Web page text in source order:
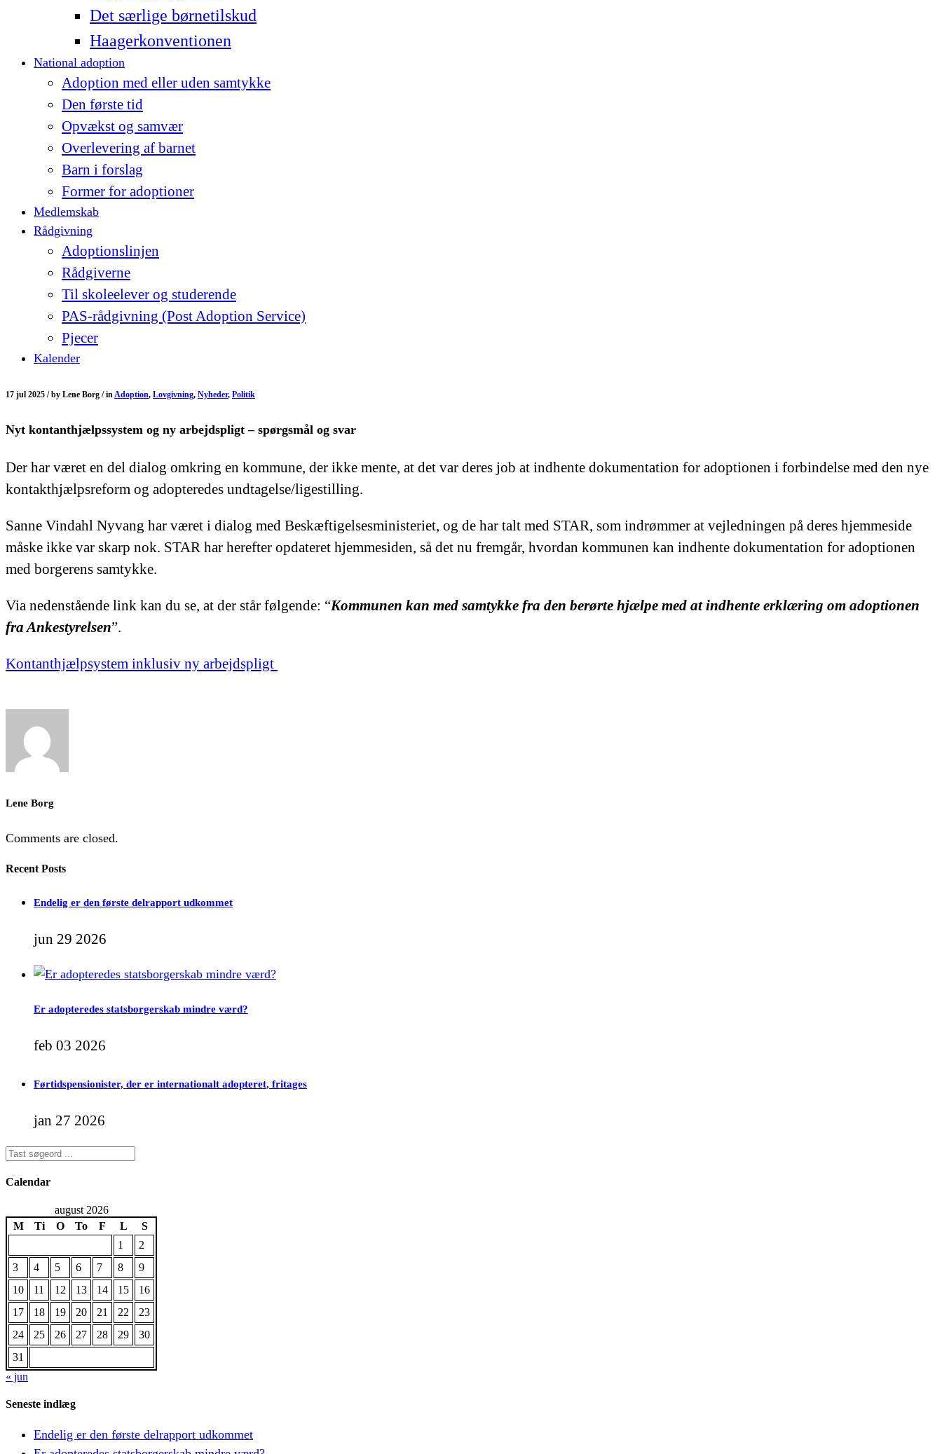
Det særlige børnetilskud
Haagerkonventionen
National adoption
Adoption med eller uden samtykke
Den første tid
Opvækst og samvær
Overlevering af barnet
Barn i forslag
Former for adoptioner
Medlemskab
Rådgivning
Adoptionslinjen
Rådgiverne
Til skoleelever og studerende
PAS-rådgivning (Post Adoption Service)
Pjecer
Kalender
17 jul 2025 /by Lene Borg /in Adoption, Lovgivning, Nyheder, Politik
Nyt kontanthjælpssystem og ny arbejdspligt – spørgsmål og svar
Der har været en del dialog omkring en kommune, der ikke mente, at det var deres job at indhente dokumentation for adoptionen i forbindelse med den nye
kontakthjælpsreform og adopteredes undtagelse/ligestilling.
Sanne Vindahl Nyvang har været i dialog med Beskæftigelsesministeriet, og de har talt med STAR, som indrømmer at vejledningen på deres hjemmeside
måske ikke var skarp nok. STAR har herefter opdateret hjemmesiden, så det nu fremgår, hvordan kommunen kan indhente dokumentation for adoptionen
med borgerens samtykke.
Via nedenstående link kan du se, at der står følgende: “Kommunen kan med samtykke fra den berørte hjælpe med at indhente erklæring om adoptionen
fra Ankestyrelsen”.
Kontanthjælpsystem inklusiv ny arbejdspligt
Lene Borg
Comments are closed.
Recent Posts
Endelig er den første delrapport udkommet
jun 29 2026
Er adopteredes statsborgerskab mindre værd?
feb 03 2026
Førtidspensionister, der er internationalt adopteret, fritages
jan 27 2026
Calendar
august 2026
M
Ti O To F L
S
1
2
3
4 5 6 7 8
9
10
11 12 13 14 15
16
17
18 19 20 21 22
23
24
25 26 27 28 29
30
31
« jun
Seneste indlæg
Endelig er den første delrapport udkommet